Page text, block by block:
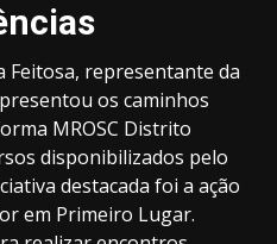
Feitosa, representante da
os caminhos
MROSC Distrito
disponibilizados pelo
destacada foi a ação
em Primeiro Lugar.